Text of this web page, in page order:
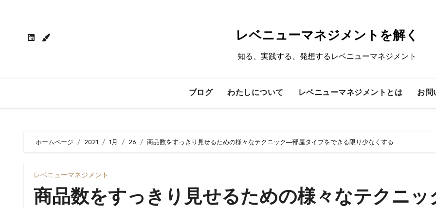
レベニューマネジメントを解く
知る、実践する、発想するレベニューマネジメント
ブログ わたしについて レベニューマネジメントとは お問
ホームページ 2021 1月 26 商品数をすっきり見せるための様々なテクニック―部屋タイプをできる限り少なくする
レベニューマネジメント
商品数をすっきり見せるための様々なテクニッ